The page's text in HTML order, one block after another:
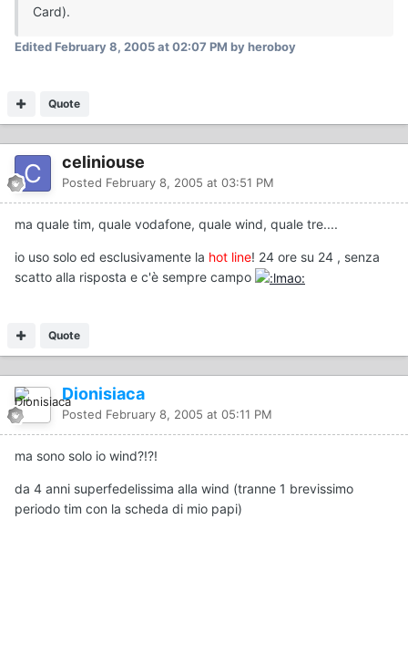
Card).
EditedFebruary 8, 2005 at 02:07 PM by heroboy
Quote
celiniouse
Posted February 8, 2005 at 03:51 PM
ma quale tim, quale vodafone, quale wind, quale tre....
io uso solo ed esclusivamente la hot line! 24 ore su 24 , senza
scatto alla risposta e c'è sempre campo
Quote
Dionisiaca
Posted February 8, 2005 at 05:11 PM
ma sono solo io wind?!?!
da 4 anni superfedelissima alla wind (tranne 1 brevissimo
periodo tim con la scheda di mio papi)